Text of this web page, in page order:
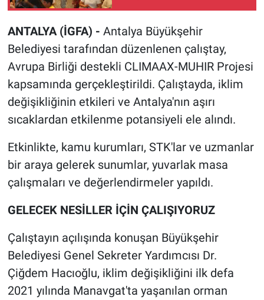
ANTALYA (İGFA) - Antalya Büyükşehir
Belediyesi tarafından düzenlenen çalıştay,
Avrupa Birliği destekli CLIMAAX-MUHIR Projesi
kapsamında gerçekleştirildi. Çalıştayda, iklim
değişikliğinin etkileri ve Antalya'nın aşırı
sıcaklardan etkilenme potansiyeli ele alındı.
Etkinlikte, kamu kurumları, STK'lar ve uzmanlar
bir araya gelerek sunumlar, yuvarlak masa
çalışmaları ve değerlendirmeler yapıldı.
GELECEK NESİLLER İÇİN ÇALIŞIYORUZ
Çalıştayın açılışında konuşan Büyükşehir
Belediyesi Genel Sekreter Yardımcısı Dr.
Çiğdem Hacıoğlu, iklim değişikliğini ilk defa
2021 yılında Manavgat'ta yaşanılan orman